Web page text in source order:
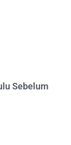
Sebelum